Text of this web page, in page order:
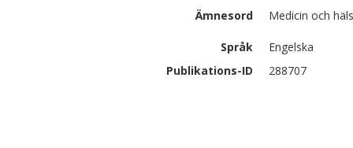
Ämnesord
Medicin och
Språk
Engelska
Publikations-ID
288707